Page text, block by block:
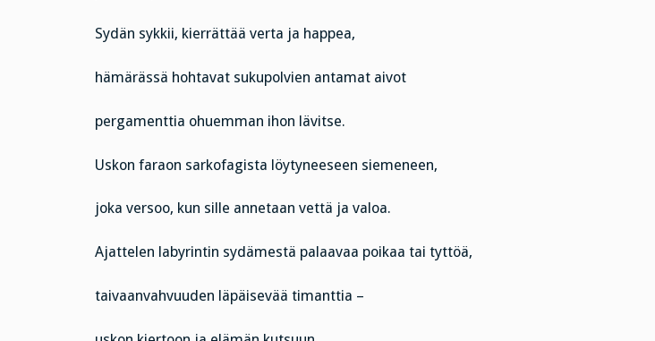
Sydän sykkii, kierrättää verta ja happea,
hämärässä hohtavat sukupolvien antamat aivot
pergamenttia ohuemman ihon lävitse.
Uskon faraon sarkofagista löytyneeseen siemeneen,
joka versoo, kun sille annetaan vettä ja valoa.
Ajattelen labyrintin sydämestä palaavaa poikaa tai tyttöä,
taivaanvahvuuden läpäisevää timanttia –